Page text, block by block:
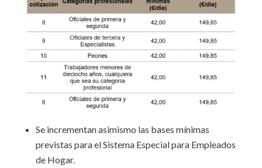
Se incrementan asimismo las bases mínimas
previstas para el Sistema Especial para Empleados
de Hogar.